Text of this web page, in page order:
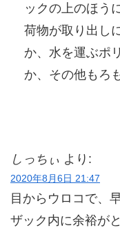
ックの上のほう
荷物が取り出し
か、水を運ぶポ
か、その他もろ
しっちぃ より:
2020年8月6日 21:47
目からウロコで、
ザック内に余裕が